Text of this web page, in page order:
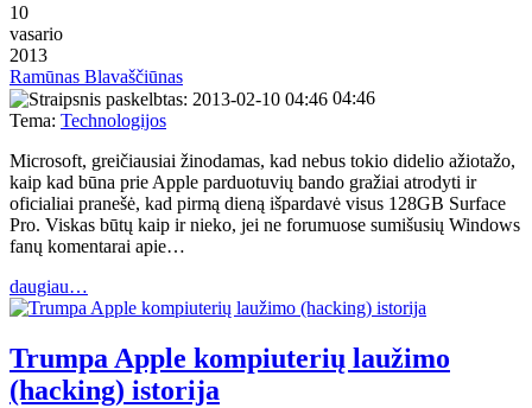
10
vasario
2013
Ramūnas Blavaščiūnas
04:46
Tema: Technologijos
Microsoft, greičiausiai žinodamas, kad nebus tokio didelio ažiotažo,
kaip kad būna prie Apple parduotuvių bando gražiai atrodyti ir
oficialiai pranešė, kad pirmą dieną išpardavė visus 128GB Surface
Pro. Viskas būtų kaip ir nieko, jei ne forumuose sumišusių Windows
fanų komentarai apie…
daugiau…
Trumpa Apple kompiuterių laužimo
(hacking) istorija